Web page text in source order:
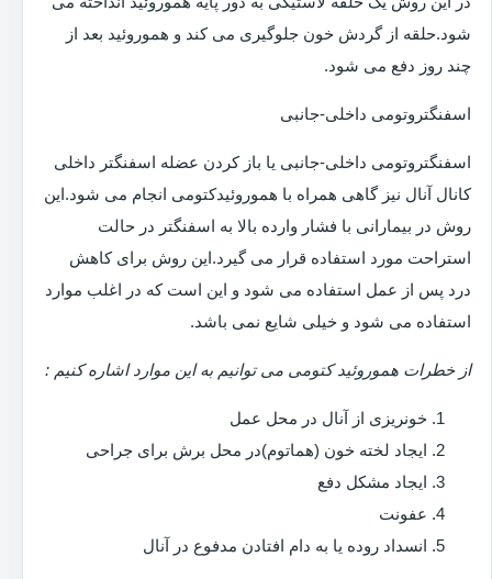
شود.حلقه از گردش خون جلوگیری می کند و هموروئید بعد از
چند روز دفع می شود.
اسفنگتروتومی داخلی-جانبی
اسفنگتروتومی داخلی-جانبی یا باز کردن عضله اسفنگتر داخلی
کانال آنال نیز گاهی همراه با هموروئیدکتومی انجام می شود.این
روش در بیمارانی با فشار وارده بالا به اسفنگتر در حالت
استراحت مورد استفاده قرار می گیرد.این روش برای کاهش
درد پس از عمل استفاده می شود و این است که در اغلب موارد
استفاده می شود و خیلی شایع نمی باشد.
از خطرات هموروئید کتومی می توانیم به این موارد اشاره کنیم :
خونریزی از آنال در محل عمل
ایجاد لخته خون (هماتوم)در محل برش برای جراحی
ایجاد مشکل دفع
عفونت
انسداد روده یا به دام افتادن مدفوع در آنال